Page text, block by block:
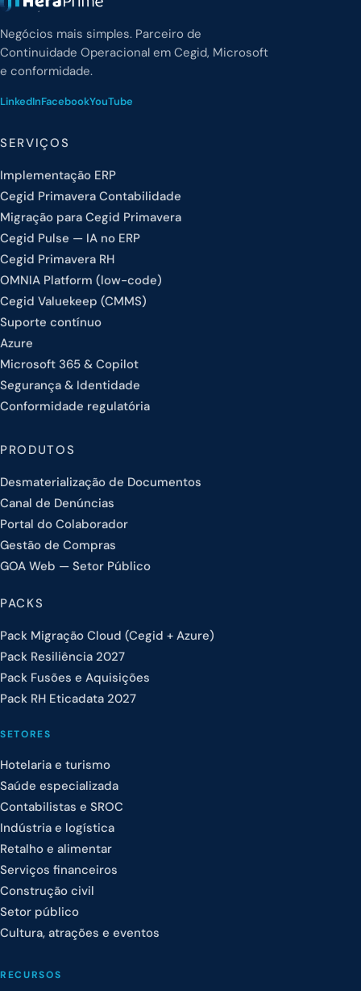
Negócios mais simples. Parceiro de
Continuidade Operacional em Cegid, Microsoft
e conformidade.
LinkedInFacebookYouTube
SERVIÇOS
Implementação ERP
Cegid Primavera Contabilidade
Migração para Cegid Primavera
Cegid Pulse — IA no ERP
Cegid Primavera RH
OMNIA Platform (low-code)
Cegid Valuekeep (CMMS)
Suporte contínuo
Azure
Microsoft 365 & Copilot
Segurança & Identidade
Conformidade regulatória
PRODUTOS
Desmaterialização de Documentos
Canal de Denúncias
Portal do Colaborador
Gestão de Compras
GOA Web — Setor Público
PACKS
Pack Migração Cloud (Cegid + Azure)
Pack Resiliência 2027
Pack Fusões e Aquisições
Pack RH Eticadata 2027
SETORES
Hotelaria e turismo
Saúde especializada
Contabilistas e SROC
Indústria e logística
Retalho e alimentar
Serviços financeiros
Construção civil
Setor público
Cultura, atrações e eventos
RECURSOS